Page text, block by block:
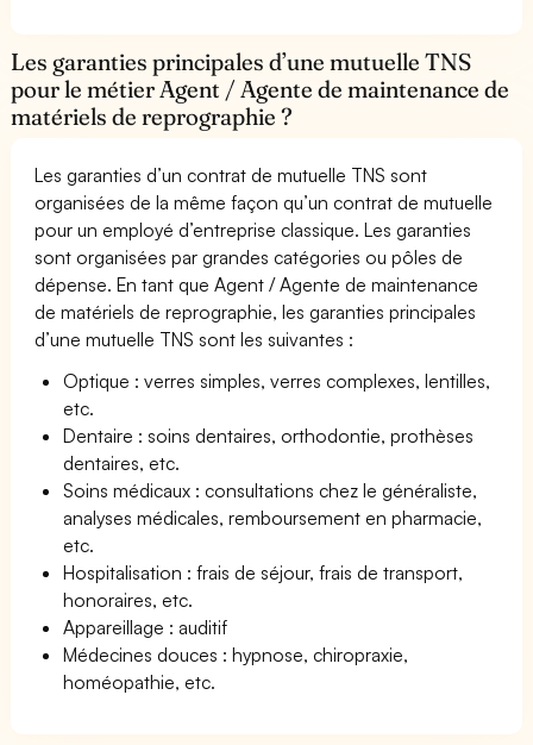
Les garanties principales d’une mutuelle TNS
pour le métier Agent / Agente de maintenance de
matériels de reprographie ?
Les garanties d’un contrat de mutuelle TNS sont
organisées de la même façon qu’un contrat de mutuelle
pour un employé d’entreprise classique. Les garanties
sont organisées par grandes catégories ou pôles de
dépense. En tant que Agent / Agente de maintenance
de matériels de reprographie, les garanties principales
d’une mutuelle TNS sont les suivantes :
Optique : verres simples, verres complexes, lentilles,
etc.
Dentaire : soins dentaires, orthodontie, prothèses
dentaires, etc.
Soins médicaux : consultations chez le généraliste,
analyses médicales, remboursement en pharmacie,
etc.
Hospitalisation : frais de séjour, frais de transport,
honoraires, etc.
Appareillage : auditif
Médecines douces : hypnose, chiropraxie,
homéopathie, etc.